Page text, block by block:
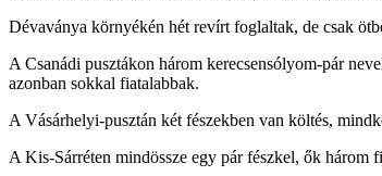
Dévaványa környékén hét revírt foglaltak, de csak
A Csanádi pusztákon három kerecsensólyom-pár
azonban sokkal fiatalabbak.
A Vásárhelyi-pusztán két fészekben van költés,
A Kis-Sárréten mindössze egy pár fészkel, ők három